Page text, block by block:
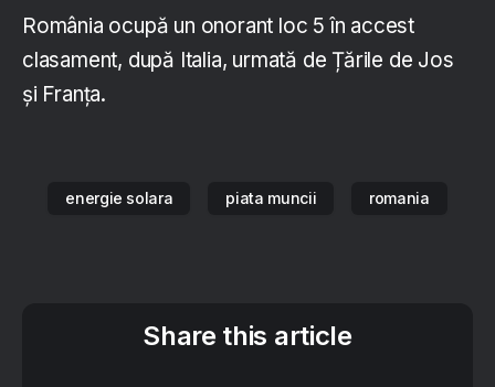
România ocupă un onorant loc 5 în accest
clasament, după Italia, urmată de Țările de Jos
și Franța.
energie solara piata muncii romania
Share this article